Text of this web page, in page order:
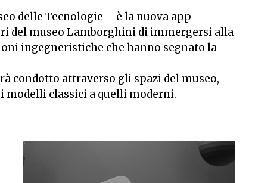
delle Tecnologie – è la nuova app
del museo Lamborghini di immergersi alla
ingegneristiche che hanno segnato la
condotto attraverso gli spazi del museo,
modelli classici a quelli moderni.